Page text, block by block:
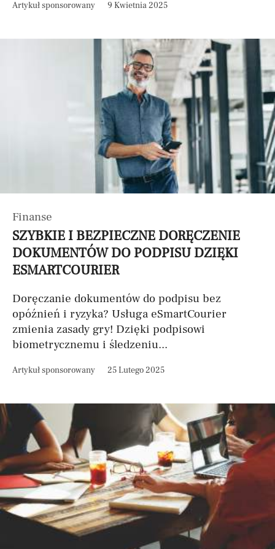
Artykuł sponsorowany 9 Kwietnia 2025
Finanse
SZYBKIE I BEZPIECZNE DORĘCZENIE
DOKUMENTÓW DO PODPISU DZIĘKI
ESMARTCOURIER
Doręczanie dokumentów do podpisu bez
opóźnień i ryzyka? Usługa eSmartCourier
zmienia zasady gry! Dzięki podpisowi
biometrycznemu i śledzeniu...
Artykuł sponsorowany 25 Lutego 2025